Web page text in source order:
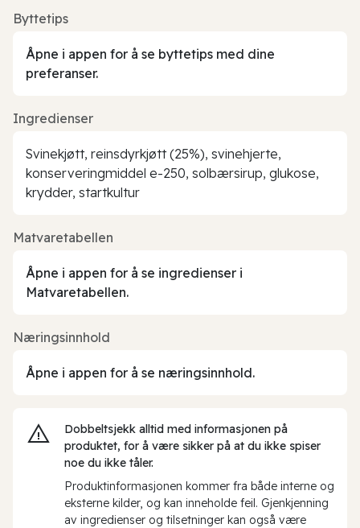
Byttetips
Åpne i appen for å se byttetips med dine
preferanser.
Ingredienser
Svinekjøtt, reinsdyrkjøtt (25%), svinehjerte,
konserveringmiddel e-250, solbærsirup, glukose,
krydder, startkultur
Matvaretabellen
Åpne i appen for å se ingredienser i
Matvaretabellen.
Næringsinnhold
Åpne i appen for å se næringsinnhold.
Dobbeltsjekk alltid med informasjonen på
produktet, for å være sikker på at du ikke spiser
noe du ikke tåler.
Produktinformasjonen kommer fra både interne og
eksterne kilder, og kan inneholde feil. Gjenkjenning
av ingredienser og tilsetninger kan også være